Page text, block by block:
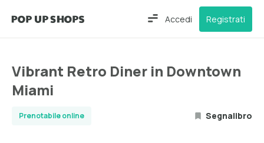
Accedi Registrati
Vibrant Retro Diner in Downtown
Miami
Prenotabile online Segnalibro